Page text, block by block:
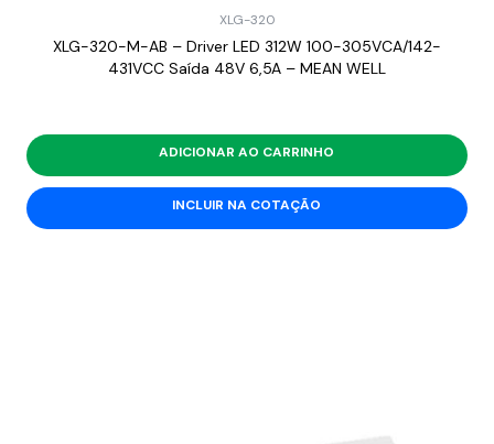
XLG-320
XLG-320-M-AB – Driver LED 312W 100-305VCA/142-
431VCC Saída 48V 6,5A – MEAN WELL
ADICIONAR AO CARRINHO
INCLUIR NA COTAÇÃO